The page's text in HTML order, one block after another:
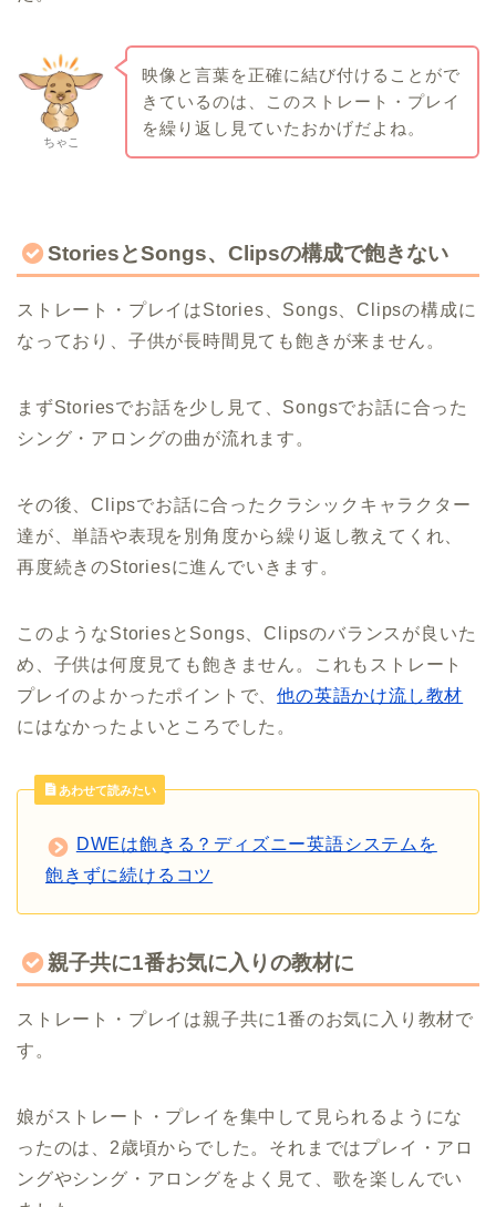
ちゃこ
映像と言葉を正確に結び付けることがで
きているのは、このストレート・プレイ
を繰り返し見ていたおかげだよね。
StoriesとSongs、Clipsの構成で飽きない
ストレート・プレイはStories、Songs、Clipsの構成に
なっており、子供が長時間見ても飽きが来ません。
まずStoriesでお話を少し見て、Songsでお話に合った
シング・アロングの曲が流れます。
その後、Clipsでお話に合ったクラシックキャラクター
達が、単語や表現を別角度から繰り返し教えてくれ、
再度続きのStoriesに進んでいきます。
このようなStoriesとSongs、Clipsのバランスが良いた
め、子供は何度見ても飽きません。これもストレート
プレイのよかったポイントで、他の英語かけ流し教材
にはなかったよいところでした。
あわせて読みたい
DWEは飽きる？ディズニー英語システムを
飽きずに続けるコツ
親子共に1番お気に入りの教材に
ストレート・プレイは親子共に1番のお気に入り教材で
す。
娘がストレート・プレイを集中して見られるようにな
ったのは、2歳頃からでした。それまではプレイ・アロ
ングやシング・アロングをよく見て、歌を楽しんでい